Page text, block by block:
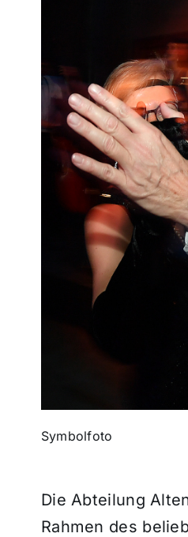
Symbolfoto
Die Abteilung
Rahmen des